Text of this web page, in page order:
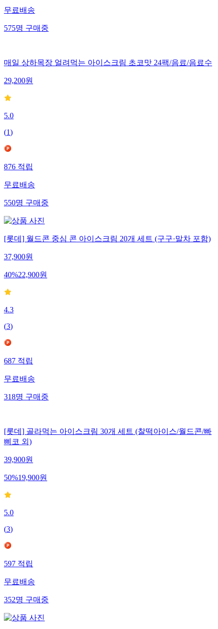
무료배송
575명구매중
매일 상하목장 얼려먹는 아이스크림 초코맛 24팩/음료/음료수
29,200원
5.0
(1)
876적립
무료배송
550명구매중
[롯데] 월드콘 중심 콘 아이스크림 20개 세트 (구구·말차 포함)
37,900원
40%22,900원
4.3
(3)
687적립
무료배송
318명구매중
[롯데] 골라먹는 아이스크림 30개 세트 (찰떡아이스/월드콘/빠
삐코 외)
39,900원
50%19,900원
5.0
(3)
597적립
무료배송
352명구매중